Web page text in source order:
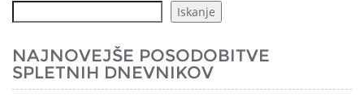
Iskanje
NAJNOVEJŠE POSODOBITVE
SPLETNIH DNEVNIKOV